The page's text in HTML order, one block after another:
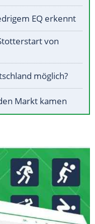
EQ erkennt
von
möglich?
Markt kamen